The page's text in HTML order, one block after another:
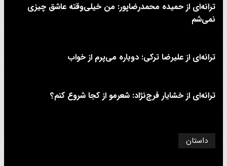
ترانه‌ای از حمیده محمدرضاپور: من خیلی‌وقته عاشق چیزی
نمی‌شم
ترانه‌ای از علیرضا ترکی: دوباره می‌پرم از خواب
ترانه‌ای از خشایار فرج‌نژاد: شعرمو از کجا شروع کنم؟
داستان